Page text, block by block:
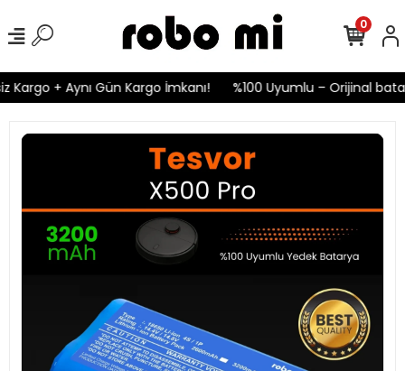
+ Aynı Gün Kargo İmkanı! %100 Uyumlu – Orijinal
0